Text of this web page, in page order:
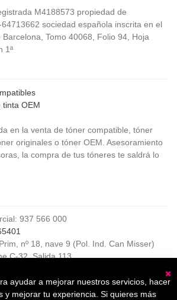
M4188573 propiedad de
64713662 sociedad española inscrita en el
Tomo 40068, Folio 94, Hoja
1ª
OEM
en la venta de tóner compatible, tóner
originales o tóner OEM. Asesoramiento
la compra de tus tóneres te saldrá lo
937 566 000
nº 18, nave 9 (Pol. Ind. Can Misser)
C-32, Salida 113
cliente:
8:00 a 17:00,
ayudar a mejorar nuestros servicios, hacer
y mejorar tu experiencia. Si quieres más